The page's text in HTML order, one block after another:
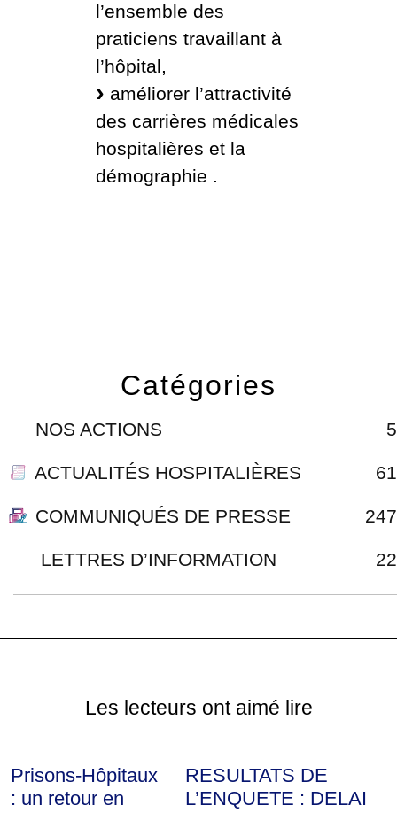
l’ensemble des
praticiens travaillant à
l’hôpital,
améliorer l’attractivité
des carrières médicales
hospitalières et la
démographie .
Catégories
NOS ACTIONS 5
ACTUALITÉS HOSPITALIÈRES 61
COMMUNIQUÉS DE PRESSE 247
LETTRES D’INFORMATION 22
Les lecteurs ont aimé lire
Prisons-Hôpitaux
: un retour en
RESULTATS DE
L’ENQUETE : DELAI